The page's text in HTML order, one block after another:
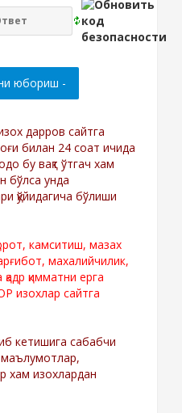
дарров сайтга
билан 24 соат ичида
бу вақт ўтгач хам
бўлса унда
қўйидагича бўлиши
камситиш, мазах
махалийчилик,
қимматни ерга
изохлар сайтга
кетишига сабабчи
маълумотлар,
хам изохлардан